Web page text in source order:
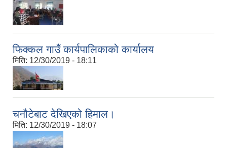
फिक्कल गाउँ कार्यपालिकाको कार्यालय
मिति: 12/30/2019 - 18:11
चनौटेबाट देखिएको हिमाल।
मिति: 12/30/2019 - 18:07